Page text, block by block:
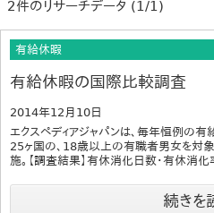
2件のリサーチデータ (1/1)
有給休暇
有給休暇の国際比較調査
2014年12月10日
エクスペディアジャパンは、毎年恒例の
25ヶ国の、18歳以上の有職者男女を対
施。【調査結果】有休消化日数・有休消
続きを